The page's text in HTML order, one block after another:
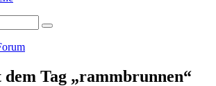
Tag „rammbrunnen“